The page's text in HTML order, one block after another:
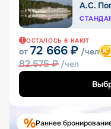
А.С.
ОСТАЛОСЬ 6 КАЮТ
от 72 666 ₽ /чел
82 575₽ /чел
Раннее